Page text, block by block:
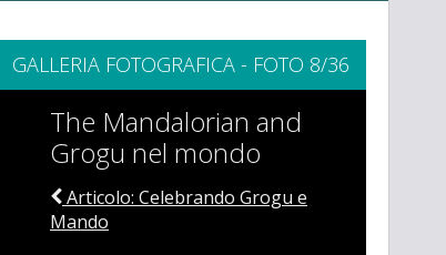
GALLERIA FOTOGRAFICA - FOTO 8/36
The Mandalorian and
Grogu nel mondo
Articolo: Celebrando Grogu e
Mando